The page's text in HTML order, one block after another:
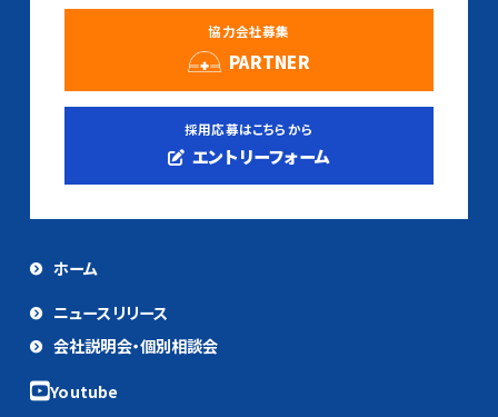
協力会社募集
PARTNER
採用応募はこちらから
エントリーフォーム
ホーム
ニュースリリース
会社説明会・個別相談会